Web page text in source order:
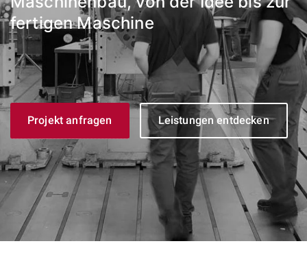
fertigen Maschine
Projekt anfragen Leistungen entdecken